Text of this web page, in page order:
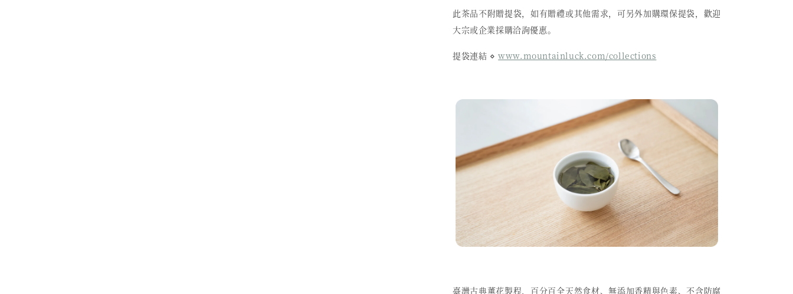
此茶品不附贈提袋，如有贈禮或其他需求，可另外加購環保提袋，歡迎
大宗或企業採購洽詢優惠。
提袋連結 ⋄www.mountainluck.com/collections
臺灣古典薰花製程， 百分百全天然食材、無添加香精與色素、不含防腐